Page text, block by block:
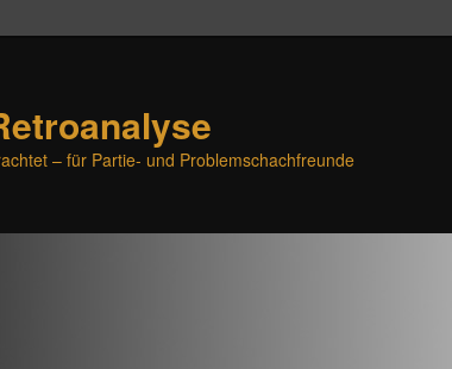
– für Partie- und Problemschachfreunde